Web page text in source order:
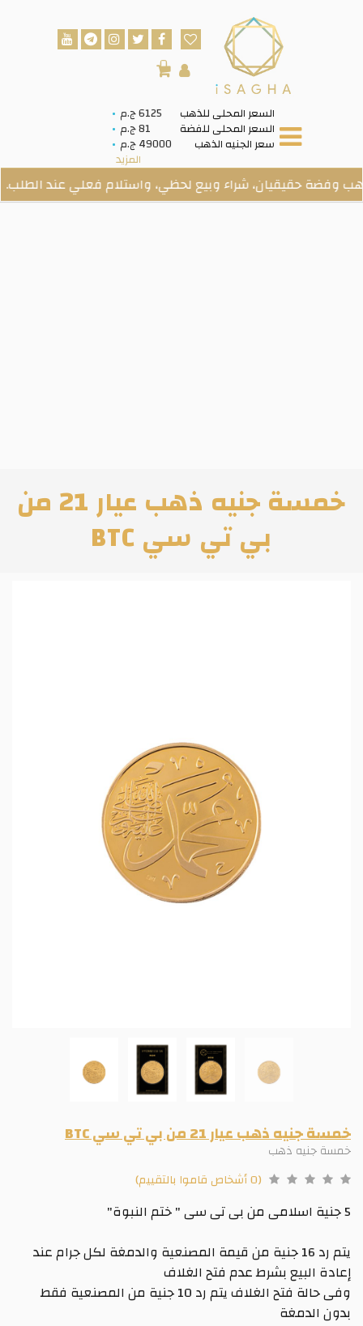
السعر المحلى للذهب 6125 ج.م
السعر المحلى للفضة 81 ج.م
سعر الجنيه الذهب 49000 ج.م
المزيد
0
حقيقيان، شراء وبيع لحظي، واستلام فعلي عند الطلب.
خمسة جنيه ذهب عيار 21 من
بي تي سي BTC
خمسة جنيه ذهب عيار 21 من بي تي سي BTC
خمسة جنيه ذهب
(0 أشخاص قاموا بالتقييم)
5 جنية اسلامى من بى تى سى " ختم النبوة"
يتم رد 16 جنية من قيمة المصنعية والدمغة لكل جرام عند
إعادة البيع بشرط عدم فتح الغلاف
وفى حالة فتح الغلاف يتم رد 10 جنية من المصنعية فقط
بدون الدمغة